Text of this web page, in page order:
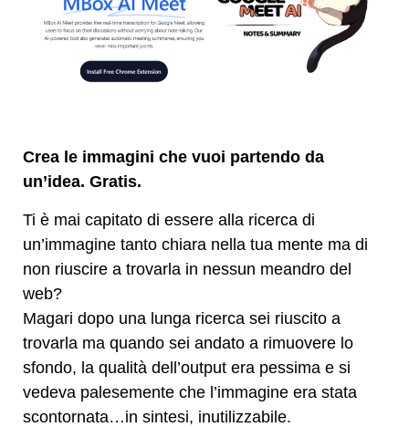
Crea le immagini che vuoi partendo da
un’idea. Gratis.
Ti è mai capitato di essere alla ricerca di
un’immagine tanto chiara nella tua mente ma di
non riuscire a trovarla in nessun meandro del
web?
Magari dopo una lunga ricerca sei riuscito a
trovarla ma quando sei andato a rimuovere lo
sfondo, la qualità dell’output era pessima e si
vedeva palesemente che l’immagine era stata
scontornata…in sintesi, inutilizzabile.